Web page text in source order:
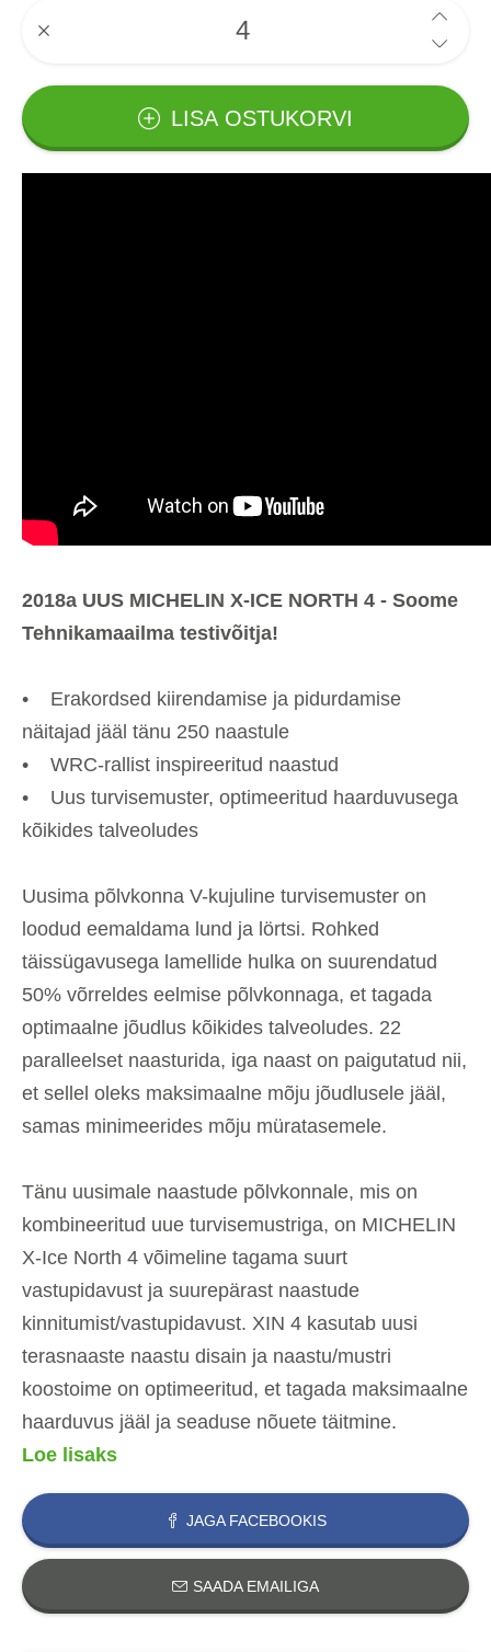
LISA OSTUKORVI
2018a UUS MICHELIN X-ICE NORTH 4 - Soome
Tehnikamaailma testivõitja!
• Erakordsed kiirendamise ja pidurdamise
näitajad jääl tänu 250 naastule
• WRC-rallist inspireeritud naastud
• Uus turvisemuster, optimeeritud haarduvusega
kõikides talveoludes
Uusima põlvkonna V-kujuline turvisemuster on
loodud eemaldama lund ja lörtsi. Rohked
täissügavusega lamellide hulka on suurendatud
50% võrreldes eelmise põlvkonnaga, et tagada
optimaalne jõudlus kõikides talveoludes. 22
paralleelset naasturida, iga naast on paigutatud nii,
et sellel oleks maksimaalne mõju jõudlusele jääl,
samas minimeerides mõju müratasemele.
Tänu uusimale naastude põlvkonnale, mis on
kombineeritud uue turvisemustriga, on MICHELIN
X-Ice North 4 võimeline tagama suurt
vastupidavust ja suurepärast naastude
kinnitumist/vastupidavust. XIN 4 kasutab uusi
terasnaaste naastu disain ja naastu/mustri
koostoime on optimeeritud, et tagada maksimaalne
haarduvus jääl ja seaduse nõuete täitmine.
Loe lisaks
JAGA FACEBOOKIS
SAADA EMAILIGA